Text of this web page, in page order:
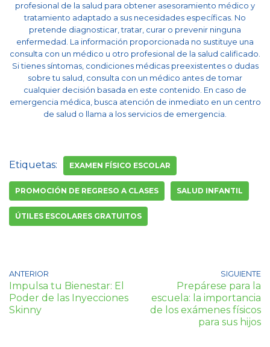
profesional de la salud para obtener asesoramiento médico y
tratamiento adaptado a sus necesidades específicas. No
pretende diagnosticar, tratar, curar o prevenir ninguna
enfermedad. La información proporcionada no sustituye una
consulta con un médico u otro profesional de la salud calificado.
Si tienes síntomas, condiciones médicas preexistentes o dudas
sobre tu salud, consulta con un médico antes de tomar
cualquier decisión basada en este contenido. En caso de
emergencia médica, busca atención de inmediato en un centro
de salud o llama a los servicios de emergencia.
Etiquetas: EXAMEN FÍSICO ESCOLAR
PROMOCIÓN DE REGRESO A CLASES SALUD INFANTIL
ÚTILES ESCOLARES GRATUITOS
ANTERIOR
Impulsa tu Bienestar: El
Poder de las Inyecciones
Skinny
SIGUIENTE
Prepárese para la
escuela: la importancia
de los exámenes físicos
para sus hijos